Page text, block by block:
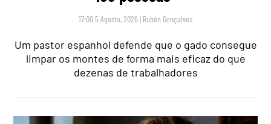
17:00 5 Agosto, 2026 | Rubén Gonçalves
Um pastor espanhol defende que o gado consegue
limpar os montes de forma mais eficaz do que
dezenas de trabalhadores